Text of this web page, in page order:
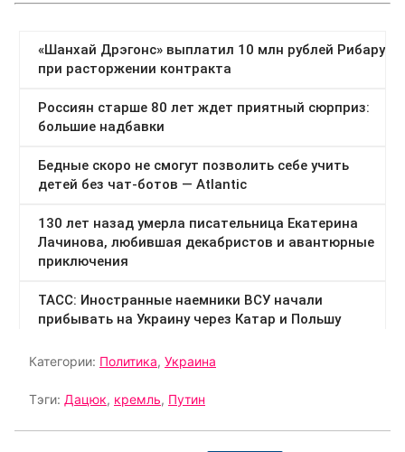
Категории: Политика, Украина
Тэги: Дацюк, кремль, Путин